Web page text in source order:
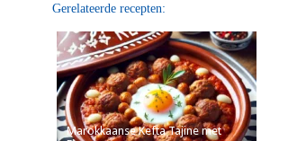
Gerelateerde recepten:
Marokkaanse Kefta Tajine met